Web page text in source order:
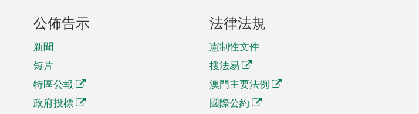
公佈告示
新聞
短片
特區公報
政府投標
法律法規
憲制性文件
搜法易
澳門主要法例
國際公約